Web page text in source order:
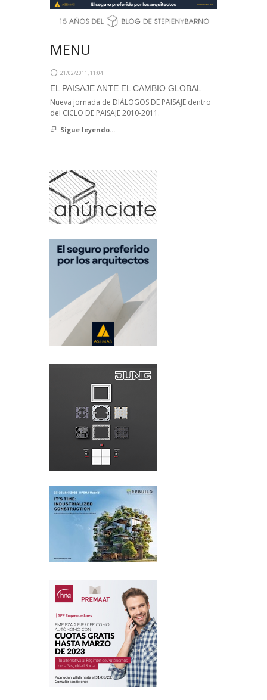
MENU
21/02/2011, 11:04
EL PAISAJE ANTE EL CAMBIO GLOBAL
Nueva jornada de DIÁLOGOS DE PAISAJE dentro
del CICLO DE PAISAJE 2010-2011.
Sigue leyendo...